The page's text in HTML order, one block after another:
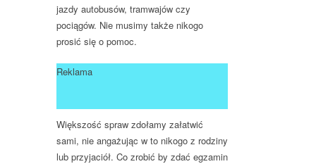
jazdy autobusów, tramwajów czy
pociągów. Nie musimy także nikogo
prosić się o pomoc.
Reklama
Większość spraw zdołamy załatwić
sami, nie angażując w to nikogo z rodziny
lub przyjaciół. Co zrobić by zdać egzamin